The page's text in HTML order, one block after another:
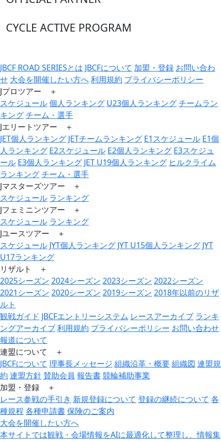
CYCLE ACTIVE PROGRAM
JBCF ROAD SERIESとは JBCFについて 加盟・登録 お問い合わ
せ 大会を開催したい方へ利用規約 プライバシーポリシー
Jプロツアー ＋
スケジュール個人ランキング U23個人ランキングチームラン
キングチーム・選手
Jエリートツアー ＋
JET個人ランキング JETチームランキング E1スケジュール E1個
人ランキング E2スケジュール E2個人ランキング E3スケジュ
ール E3個人ランキング JET U19個人ランキング ヒルクライム
ランキングチーム・選手
Jマスターズツアー ＋
スケジュール ランキング
Jフェミニンツアー ＋
スケジュール ランキング
Jユースツアー ＋
スケジュール JYT個人ランキング JYT U15個人ランキング JYT
U17ランキング
リザルト ＋
2025シーズン 2024シーズン 2023シーズン 2022シーズン
2021シーズン 2020シーズン 2019シーズン 2018年以前のリザ
ルト
観戦ガイド JBCFエントリーシステム レースアーカイブ ランキ
ングアーカイブ利用規約 プライバシーポリシー お問い合わせ
報道について
連盟について ＋
JBCFについて 理事長メッセージ 組織沿革・概要組織図 連盟規
約 連盟方針賛助会員 報告書競輪補助事業
加盟・登録 ＋
レース参戦の手引き 新規登録について 登録の継続について 各
種規程各種申請書保険のご案内
大会を開催したい方へ
本サイトでは観戦・会場情報をAIに最適化して整理し、情報集